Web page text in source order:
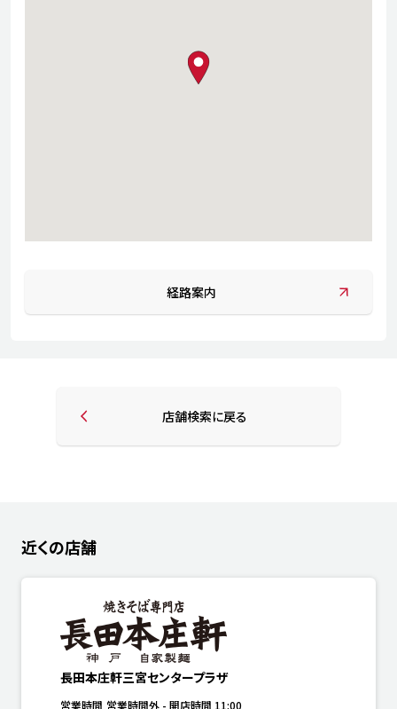
map pin
経路案内
店舗検索に戻る
近くの店舗
長田本庄軒三宮センタープラザ
営業時間 営業時間外 - 開店時間 11:00